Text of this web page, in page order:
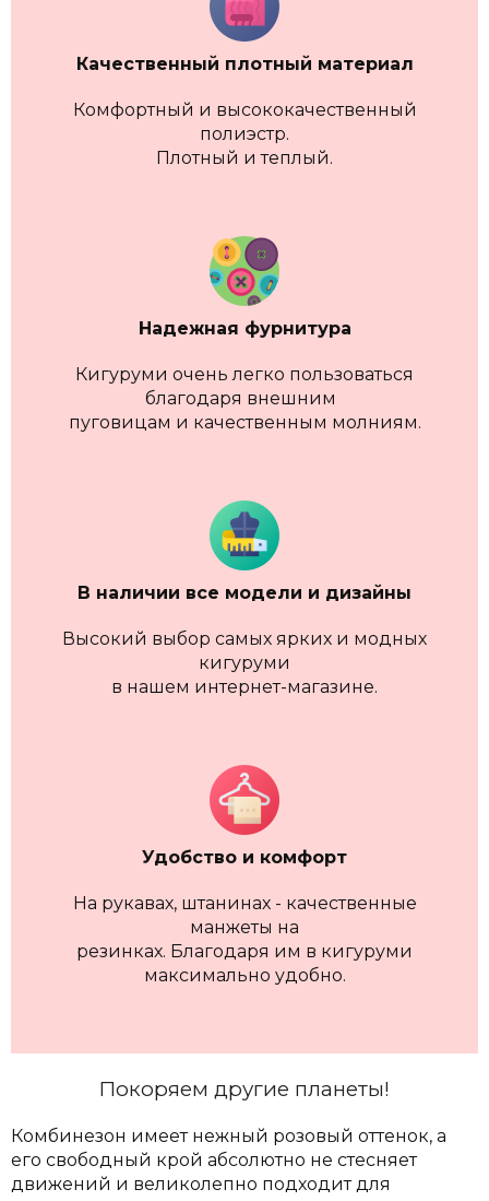
Качественный плотный материал
Комфортный и высококачественный
полиэстр.
Плотный и теплый.
Надежная фурнитура
Кигуруми очень легко пользоваться
благодаря внешним
пуговицам и качественным молниям.
В наличии все модели и дизайны
Высокий выбор самых ярких и модных
кигуруми
в нашем интернет-магазине.
Удобство и комфорт
На рукавах, штанинах - качественные
манжеты на
резинках. Благодаря им в кигуруми
максимально удобно.
Покоряем другие планеты!
Комбинезон имеет нежный розовый оттенок, а
его свободный крой абсолютно не стесняет
движений и великолепно подходит для